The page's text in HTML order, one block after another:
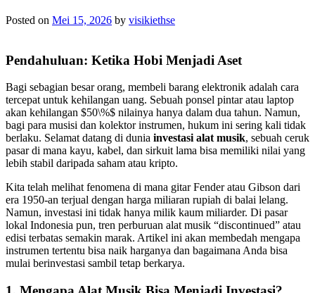
Posted on Mei 15, 2026 by visikiethse
Pendahuluan: Ketika Hobi Menjadi Aset
Bagi sebagian besar orang, membeli barang elektronik adalah cara
tercepat untuk kehilangan uang. Sebuah ponsel pintar atau laptop
akan kehilangan $50\%$ nilainya hanya dalam dua tahun. Namun,
bagi para musisi dan kolektor instrumen, hukum ini sering kali tidak
berlaku. Selamat datang di dunia investasi alat musik, sebuah ceruk
pasar di mana kayu, kabel, dan sirkuit lama bisa memiliki nilai yang
lebih stabil daripada saham atau kripto.
Kita telah melihat fenomena di mana gitar Fender atau Gibson dari
era 1950-an terjual dengan harga miliaran rupiah di balai lelang.
Namun, investasi ini tidak hanya milik kaum miliarder. Di pasar
lokal Indonesia pun, tren perburuan alat musik “discontinued” atau
edisi terbatas semakin marak. Artikel ini akan membedah mengapa
instrumen tertentu bisa naik harganya dan bagaimana Anda bisa
mulai berinvestasi sambil tetap berkarya.